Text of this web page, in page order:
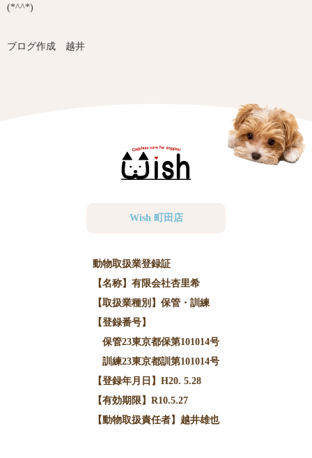
(*^^*)
ブログ作成 越井
Wish 町田店
動物取扱業登録証
【名称】有限会社杏里希
【取扱業種別】保管・訓練
【登録番号】
保管23東京都保第101014号
訓練23東京都訓第101014号
【登録年月日】H20. 5.28
【有効期限】R10.5.27
【動物取扱責任者】越井雄也